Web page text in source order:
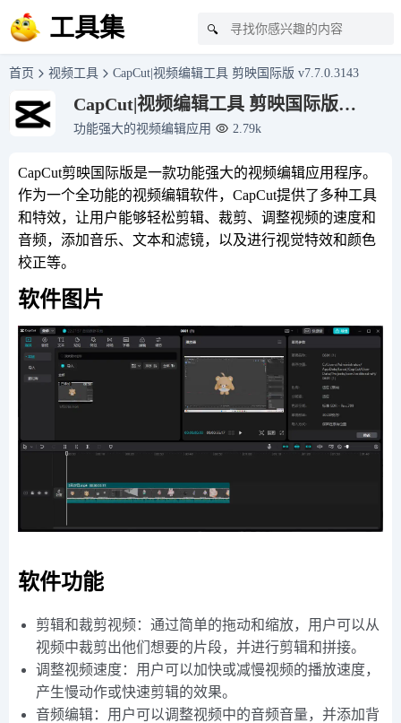
工具集 🔍
首页 视频工具 CapCut|视频编辑工具 剪映国际版 v7.7.0.3143
CapCut|视频编辑工具 剪映国际版
v7.7.0.3143
功能强大的视频编辑应用 2.79k
CapCut剪映国际版是一款功能强大的视频编辑应用程序。
作为一个全功能的视频编辑软件，CapCut提供了多种工具
和特效，让用户能够轻松剪辑、裁剪、调整视频的速度和
音频，添加音乐、文本和滤镜，以及进行视觉特效和颜色
校正等。
软件图片
软件功能
剪辑和裁剪视频：通过简单的拖动和缩放，用户可以从
视频中裁剪出他们想要的片段，并进行剪辑和拼接。
调整视频速度：用户可以加快或减慢视频的播放速度，
产生慢动作或快速剪辑的效果。
音频编辑：用户可以调整视频中的音频音量，并添加背